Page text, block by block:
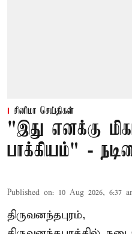
சினிமா செய்திகள்
"இது எனக்கு
பாக்கியம்" -
Published on: 10 Aug 2026, 6:37
திருவனந்தபுரம்,